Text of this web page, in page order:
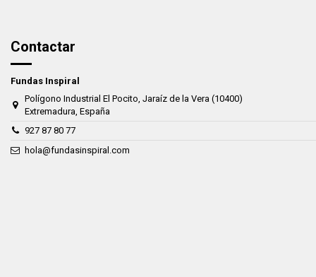
Contactar
Fundas Inspiral
Polígono Industrial El Pocito, Jaraíz de la Vera (10400)
Extremadura, España
927 87 80 77
hola@fundasinspiral.com